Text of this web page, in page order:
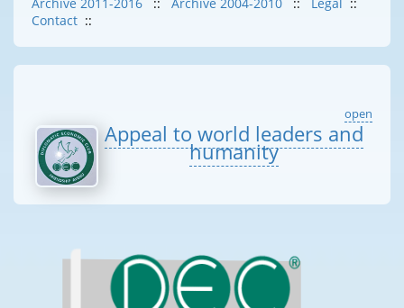
Archive 2011-2016
:: Archive 2004-2010 :: Legal ::
Contact ::
open
Appeal to world leaders and
humanity